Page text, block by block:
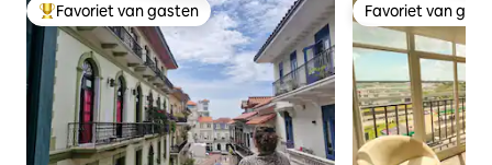
Topfavoriet van gasten
Favoriet van gasten Favoriet van
Favoriet van